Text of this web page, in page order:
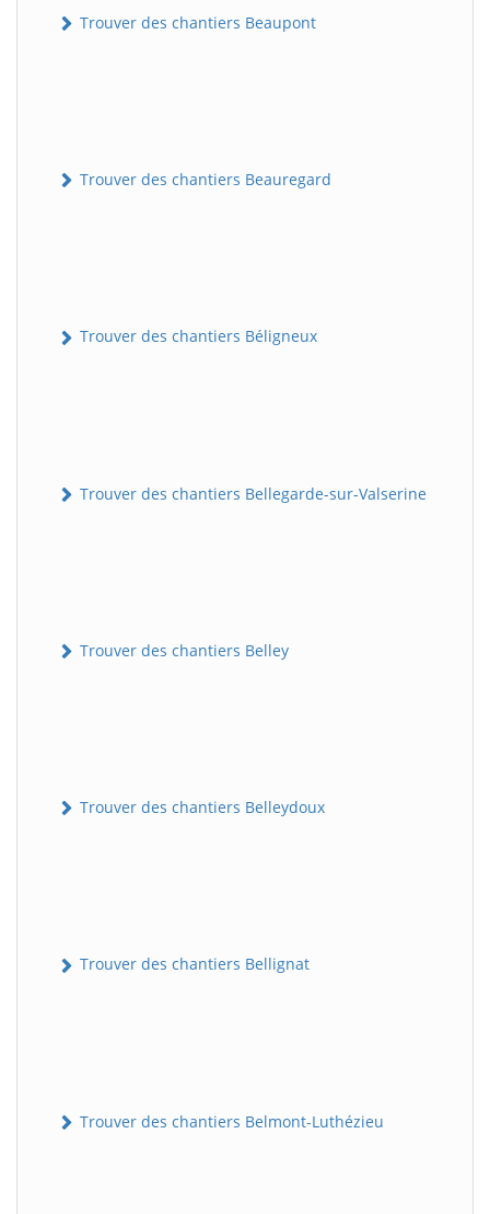
Trouver des chantiers Beaupont
Trouver des chantiers Beauregard
Trouver des chantiers Béligneux
Trouver des chantiers Bellegarde-sur-Valserine
Trouver des chantiers Belley
Trouver des chantiers Belleydoux
Trouver des chantiers Bellignat
Trouver des chantiers Belmont-Luthézieu